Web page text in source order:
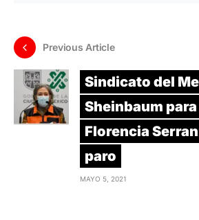
Previous Article
Sindicato del
Sheinbaum
Florencia
paro
MAYO 5, 2021